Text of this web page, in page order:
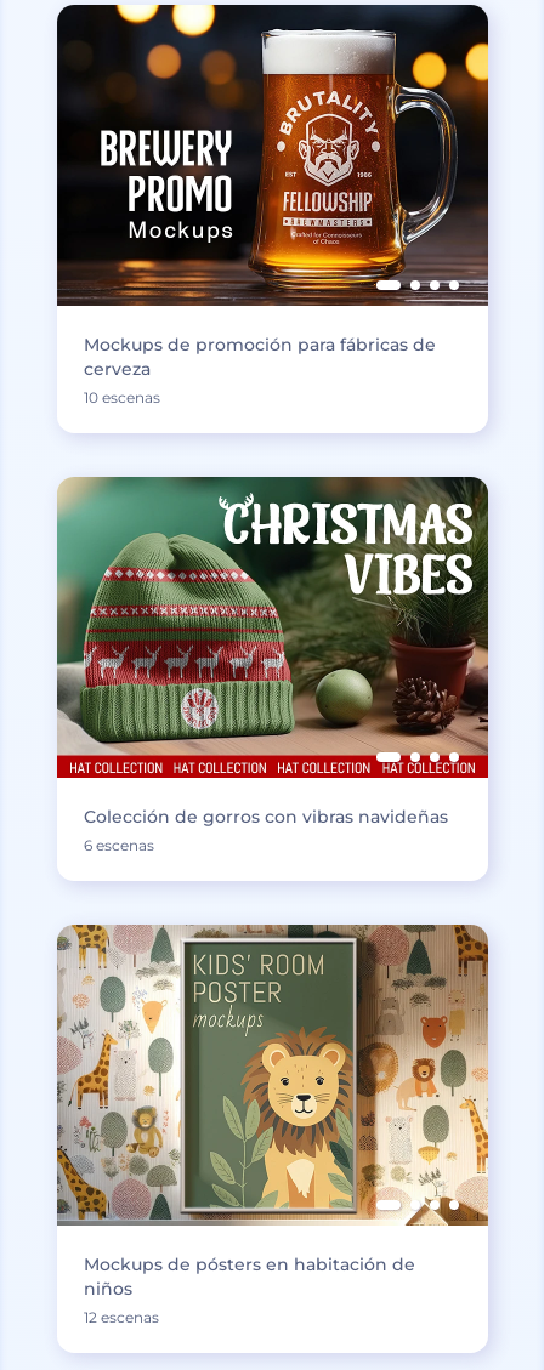
Mockups de promoción para fábricas de
cerveza
10 escenas
Colección de gorros con vibras navideñas
6 escenas
Mockups de pósters en habitación de
niños
12 escenas